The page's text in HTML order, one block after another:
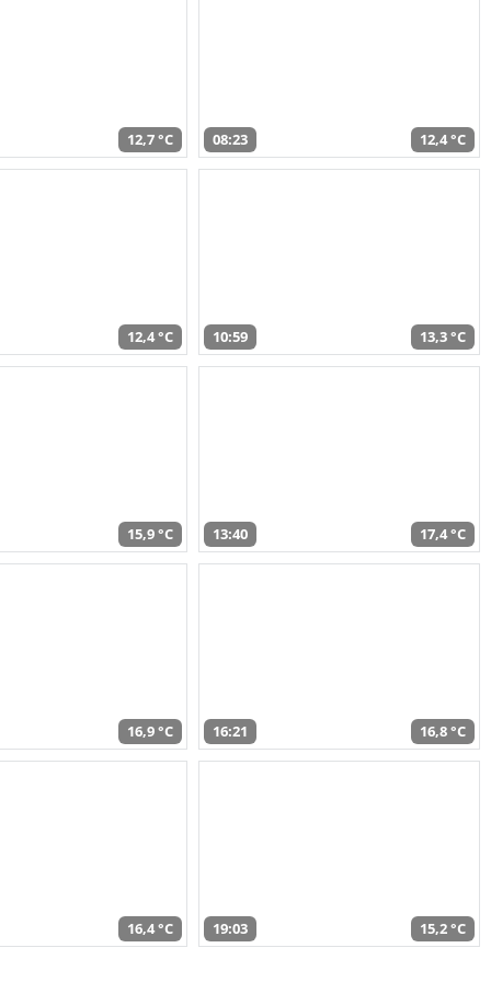
12,7 °C 08:23 12,4 °C
12,4 °C 10:59 13,3 °C
15,9 °C 13:40 17,4 °C
16,9 °C 16:21 16,8 °C
16,4 °C 19:03 15,2 °C